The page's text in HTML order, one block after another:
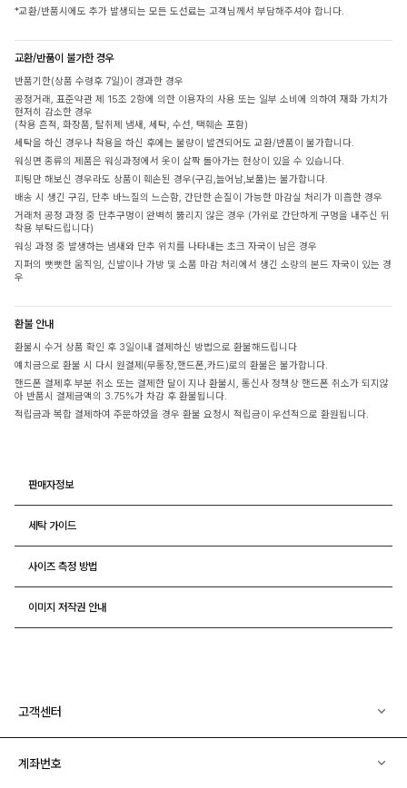
*교환/반품시에도 추가 발생되는 모든 도선료는 고객님께서 부담해주셔야 합니다.
교환/반품이 불가한 경우
반품기한(상품 수령후 7일)이 경과한 경우
공정거래, 표준약관 제 15조 2항에 의한 이용자의 사용 또는 일부 소비에 의하여 재화 가치가
현저히 감소한 경우
(착용 흔적, 화장품, 탈취제 냄새, 세탁, 수선, 택훼손 포함)
세탁을 하신 경우나 착용을 하신 후에는 불량이 발견되어도 교환/반품이 불가합니다.
워싱면 종류의 제품은 워싱과정에서 옷이 살짝 돌아가는 현상이 있을 수 있습니다.
피팅만 해보신 경우라도 상품이 훼손된 경우(구김,늘어남,보풀)는 불가합니다.
배송 시 생긴 구김, 단추 바느질의 느슨함, 간단한 손질이 가능한 마감실 처리가 미흡한 경우
거래처 공정 과정 중 단추구멍이 완벽히 뚫리지 않은 경우 (가위로 간단하게 구멍을 내주신 뒤
착용 부탁드립니다)
워싱 과정 중 발생하는 냄새와 단추 위치를 나타내는 초크 자국이 남은 경우
지퍼의 뻣뻣한 움직임, 신발이나 가방 및 소품 마감 처리에서 생긴 소량의 본드 자국이 있는 경
우
환불 안내
환불시 수거 상품 확인 후 3일이내 결제하신 방법으로 환불해드립니다
예치금으로 환불 시 다시 원결제(무통장,핸드폰,카드)로의 환불은 불가합니다.
핸드폰 결제후 부분 취소 또는 결제한 달이 지나 환불시, 통신사 정책상 핸드폰 취소가 되지않
아 반품시 결제금액의 3.75%가 차감 후 환불됩니다.
적립금과 복합 결제하여 주문하였을 경우 환불 요청시 적립금이 우선적으로 환원됩니다.
판매자정보
세탁 가이드
사이즈 측정 방법
이미지 저작권 안내
고객센터
계좌번호